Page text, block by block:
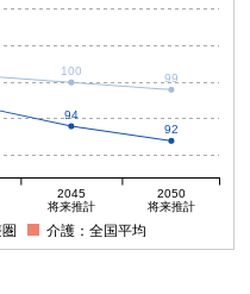
94
92
100
99
2045
将来推計
2050
将来推計
介護：全国平均